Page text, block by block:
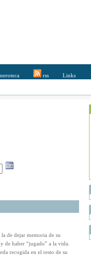
rss Links
de dejar memoria de su
de haber “jugado” a la vida.
recogida en el resto de su